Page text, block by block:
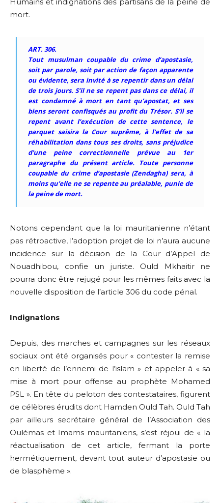
mort.
ART. 306.
Tout musulman coupable du crime d’apostasie,
soit par parole, soit par action de façon apparente
ou évidente, sera invité à se repentir dans un délai
de trois jours. S’il ne se repent pas dans ce délai, il
est condamné à mort en tant qu’apostat, et ses
biens seront confisqués au profit du Trésor. S’il se
repent avant l’exécution de cette sentence, le
parquet saisira la Cour suprême, à l’effet de sa
réhabilitation dans tous ses droits, sans préjudice
d’une peine correctionnelle prévue au 1er
paragraphe du présent article. Toute personne
coupable du crime d’apostasie (Zendagha)sera, à
moins qu’elle ne se repente au préalable, punie de
la peine de mort.
Notons cependant que la loi mauritanienne n’étant
pas rétroactive, l’adoption projet de loi n’aura aucune
incidence sur la décision de la Cour d’Appel de
Nouadhibou, confie un juriste. Ould Mkhaitir ne
pourra donc être rejugé pour les mêmes faits avec la
nouvelle disposition de l’article 306 du code pénal.
Indignations
Depuis, des marches et campagnes sur les réseaux
sociaux ont été organisés pour « contester la remise
en liberté de l’ennemi de l’islam » et appeler à « sa
mise à mort pour offense au prophète Mohamed
PSL ». En tête du peloton des contestataires, figurent
de célèbres érudits dont Hamden Ould Tah. Ould Tah
par ailleurs secrétaire général de l’Association des
Oulémas et Imams mauritaniens, s’est réjoui de « la
réactualisation de cet article, fermant la porte
hermétiquement, devant tout auteur d’apostasie ou
de blasphème ».